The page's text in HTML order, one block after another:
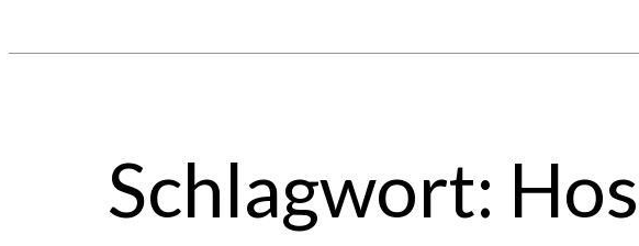
Schlagwort: